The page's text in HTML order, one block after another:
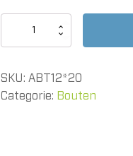
Tapbout
8.8
verzinkt
SKU: ABT12*20
Categorie: Bouten